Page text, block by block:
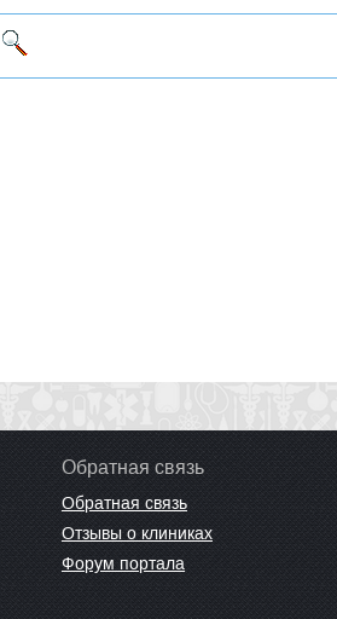
Обратная связь
Обратная связь
Отзывы о клиниках
Форум портала